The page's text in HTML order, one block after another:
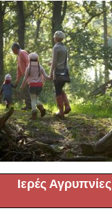
Ιερές Αγρυπνίες